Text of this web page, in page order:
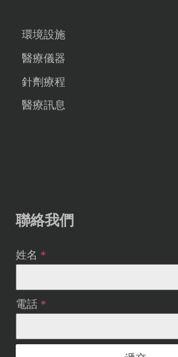
環境設施
醫療儀器
針劑療程
醫療訊息
聯絡我們
姓名 *
電話 *